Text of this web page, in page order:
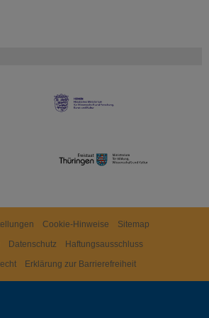
Cookie-Hinweise
Sitemap
Datenschutz
Haftungsausschluss
Erklärung zur Barrierefreiheit